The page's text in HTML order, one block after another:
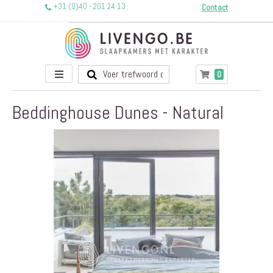
+31 (0)40 - 201 24 13 Contact
Toggle
Nav
Winkelwagen
0producten
Beddinghouse Dunes - Natural
afbeeldingen-